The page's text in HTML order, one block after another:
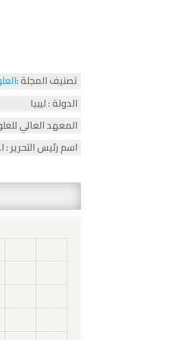
تصنيف المجلة :
الدولة : ليبيا
المعهد العالي
اسم رئيس التحرير :